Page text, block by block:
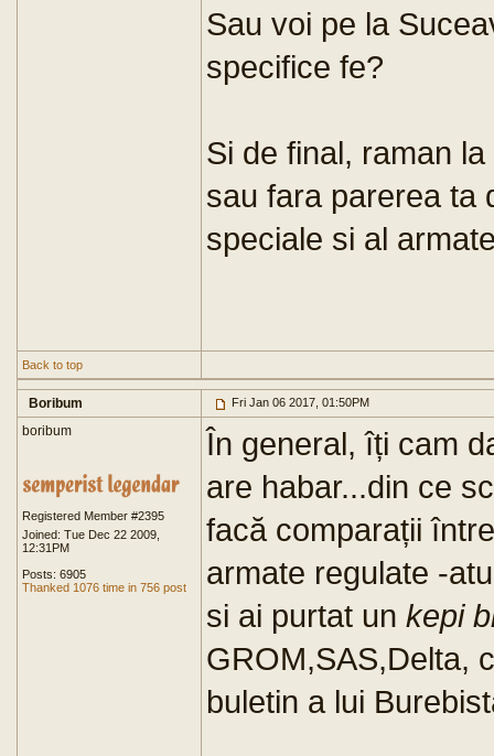
Sau voi pe la
specifice fe?
Si de final, raman
sau fara parerea ta
speciale si al
Back to top
Boribum Fri Jan 06 2017, 01:50PM
boribum
Registered Member #2395
Joined: Tue Dec 22 2009,
12:31PM
Posts: 6905
Thanked 1076 time in 756 post
În general, îți cam
are habar...din ce
facă comparații
armate regulate -
si ai purtat un kepi
GROM,SAS,Delta,
buletin a lui